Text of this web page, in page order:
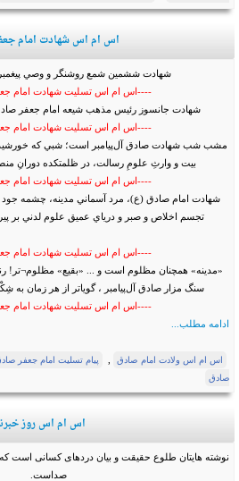
اس ام اس شهادت امام
شهادت ششمين شمع روشنگر و وصي
----اس ام اس تسلیت شهادت امام
شهادت جانسوز رئیس مذهب شیعه امام جعفر صادق
----اس ام اس تسلیت شهادت امام
مشب شب شهادت صادق آل‌پيامبر است؛ شبي كه خورشيد
بيت و وارثِ علومِ رسالت، در ظلمتكده دورانِ
----اس ام اس تسلیت شهادت امام
شهادت امام صادق (ع)، مرد آسماني مدينه، چشمه جود
تجسم اخلاص و صبر و درياي عميق علوم لدني بر
----اس ام اس تسلیت شهادت امام
«مدينه» همچنان مظلوم است و ... «بقيع» مظلوم¬تر!
سنگ مزار صادق آل‌پيامبر ، گوياتر از هر زمان به
----اس ام اس تسلیت شهادت امام
ادامه مطلب...
اس ام اس ولادت امام صادق پیام تسلیت امام جعفر
صادق
اس ام اس روز
نوشته هایتان طلوع حقیقت و بیان دردهای کسانی است که
صداست.